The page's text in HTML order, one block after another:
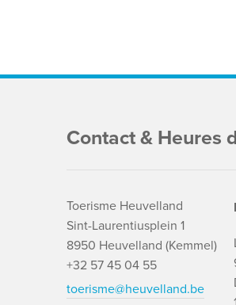
Contact & Heures
Toerisme Heuvelland
Sint-Laurentiusplein 1
8950 Heuvelland (Kemmel)
+32 57 45 04 55
toerisme@heuvelland.be